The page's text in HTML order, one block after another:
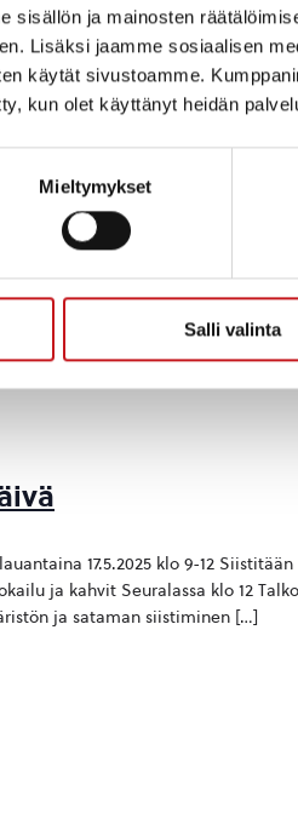
sisällön ja mainosten
Lisäksi jaamme sosiaalisen
käytät sivustoamme.
kun olet käyttänyt heidän
Mieltymykset
Salli valinta
17.5.2025 klo 9-12 Siistitään
ja kahvit Seuralassa klo 12
ja sataman siistiminen […]